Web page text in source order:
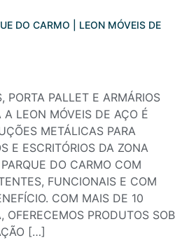
DO CARMO | LEON MÓVEIS DE
PORTA PALLET E ARMÁRIOS
A LEON MÓVEIS DE AÇO É
METÁLICAS PARA
E ESCRITÓRIOS DA ZONA
DO CARMO COM
FUNCIONAIS E COM
COM MAIS DE 10
OFERECEMOS PRODUTOS SOB
[…]